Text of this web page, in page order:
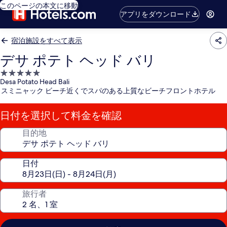
このページの本文に移動
アプリをダウンロード
宿泊施設をすべて表示
デサ ポテト ヘッド バリ
5.0
つ
星
宿
泊
施
Desa Potato Head Bali
スミニャック ビーチ近くでスパのある上質なビーチフロントホテル
日付を選択して料金を確認
目的地
日付
旅行者